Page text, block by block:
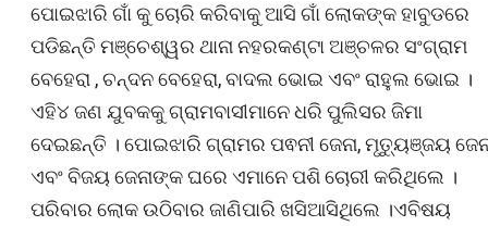
ପୋଇଝାରି ଗାଁ କୁ ଚୋରି କରିବାକୁ ଆସି ଗାଁ ଲୋକଙ୍କ ହାବୁଡରେ
ପଡିଛନ୍ତି ମଞ୍ଚେଶ୍ୱର ଥାନା ନହରକଣ୍ଟା ଅଞ୍ଚଳର ସଂଗ୍ରାମ
ବେହେରା , ଚନ୍ଦନ ବେହେରା, ବାଦଲ ଭୋଇ ଏବଂ ରାହୁଲ ଭୋଇ ।
ଏହି୪ ଜଣ ଯୁବକକୁ ଗ୍ରାମବାସୀମାନେ ଧରି ପୁଲିସର ଜିମା
ଦେଇଛନ୍ତି । ପୋଇଝାରି ଗ୍ରାମର ପଵନୀ ଜେନା, ମୃତ୍ୟୁଞ୍ଜୟ
ଏବଂ ବିଜୟ ଜେନାଙ୍କ ଘରେ ଏମାନେ ପଶି ଚୋରୀ କରିଥିଲେ ।
ପରିବାର ଲୋକ ଉଠିବାର ଜାଣିପାରି ଖସିଆସିଥିଲେ ।ଏବିଷୟ